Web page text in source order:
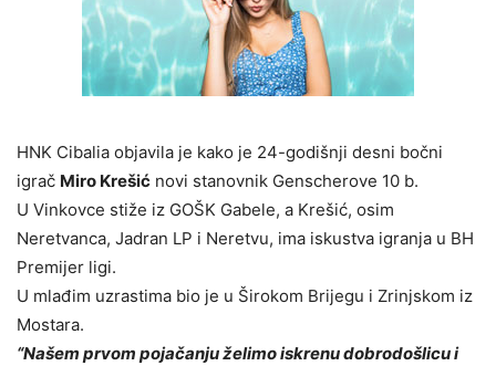
HNK Cibalia objavila je kako je 24-godišnji desni bočni
igrač Miro Krešić novi stanovnik Genscherove 10 b.
U Vinkovce stiže iz GOŠK Gabele, a Krešić, osim
Neretvanca, Jadran LP i Neretvu, ima iskustva igranja u BH
Premijer ligi.
U mlađim uzrastima bio je u Širokom Brijegu i Zrinjskom iz
Mostara.
“Našem prvom pojačanju želimo iskrenu dobrodošlicu i